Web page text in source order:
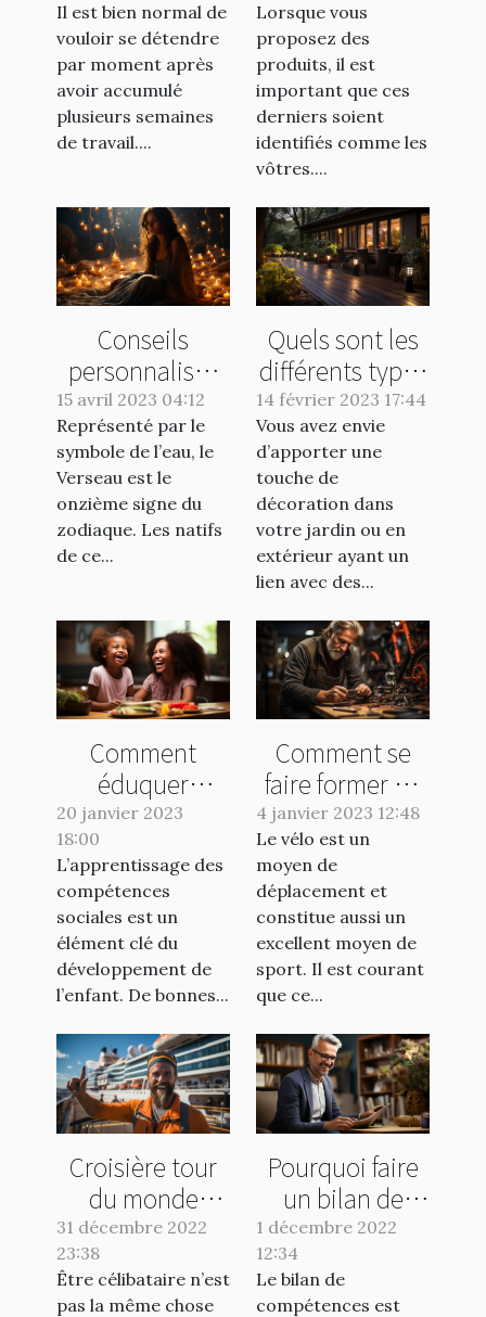
vomissements
lors d'un tour
de manège
Il est bien normal de
vouloir se détendre
par moment après
avoir accumulé
plusieurs semaines
de travail....
marquage
industriel?
Lorsque vous
proposez des
produits, il est
important que ces
derniers soient
identifiés comme les
vôtres....
Conseils
personnalisés
pour les natifs
du signe
Verseau :
comment
maximiser votre
potentiel
15 avril 2023 04:12
Représenté par le
symbole de l’eau, le
Verseau est le
onzième signe du
zodiaque. Les natifs
de ce...
Quels sont les
différents types
d’éclairage que
vous pouvez
avoir dans votre
jardin ?
14 février 2023 17:44
Vous avez envie
d’apporter une
touche de
décoration dans
votre jardin ou en
extérieur ayant un
lien avec des...
Comment
éduquer
positivement
votre enfant ?
20 janvier 2023
18:00
L’apprentissage des
compétences
sociales est un
élément clé du
développement de
l’enfant. De bonnes...
Comment se
faire former en
réparation vélo
?
4 janvier 2023 12:48
Le vélo est un
moyen de
déplacement et
constitue aussi un
excellent moyen de
sport. Il est courant
que ce...
Croisière tour
du monde
célibataire :
pourquoi une
croisière solo ?
31 décembre 2022
23:38
Être célibataire n’est
pas la même chose
Pourquoi faire
un bilan de
compétences ?
1 décembre 2022
12:34
Le bilan de
compétences est